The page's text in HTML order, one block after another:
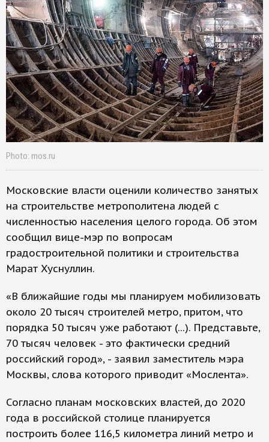
Photo: mos.ru
Московские власти оценили количество занятых
на строительстве метрополитена людей с
численностью населения целого города. Об этом
сообщил вице-мэр по вопросам
градостроительной политики и строительства
Марат Хуснуллин.
«В ближайшие годы мы планируем мобилизовать
около 20 тысяч строителей метро, притом, что
порядка 50 тысяч уже работают (...). Представьте,
70 тысяч человек - это фактически средний
российский город», - заявил заместитель мэра
Москвы, слова которого приводит «Мослента».
Согласно планам московских властей, до 2020
года в российской столице планируется
построить более 116,5 километра линий метро и